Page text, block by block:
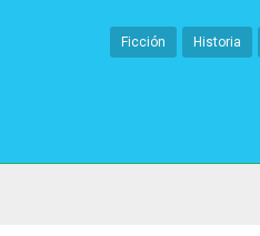
Ficción Historia